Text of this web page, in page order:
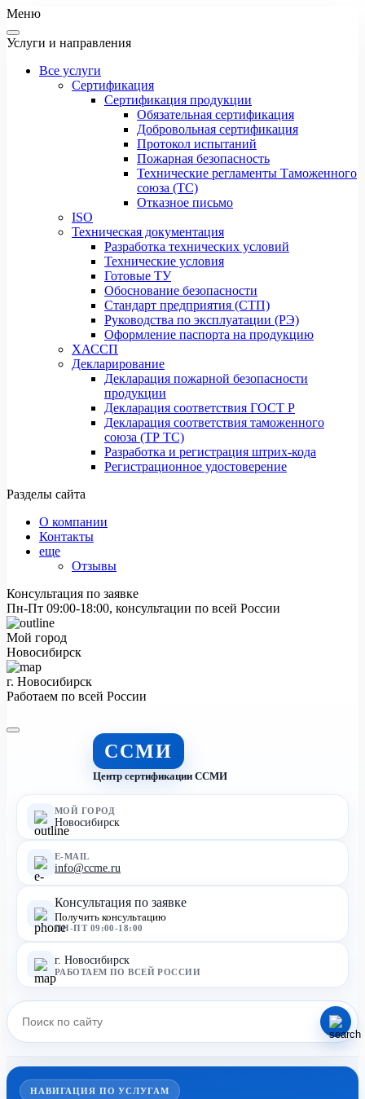
Меню
Услуги и направления
Все услуги
Сертификация
Сертификация продукции
Обязательная сертификация
Добровольная сертификация
Протокол испытаний
Пожарная безопасность
Технические регламенты Таможенного
союза (ТС)
Отказное письмо
ISO
Техническая документация
Разработка технических условий
Технические условия
Готовые ТУ
Обоснование безопасности
Стандарт предприятия (СТП)
Руководства по эксплуатации (РЭ)
Оформление паспорта на продукцию
ХАССП
Декларирование
Декларация пожарной безопасности
продукции
Декларация соответствия ГОСТ Р
Декларация соответствия таможенного
союза (ТР ТС)
Разработка и регистрация штрих-кода
Регистрационное удостоверение
Разделы сайта
О компании
Контакты
еще
Отзывы
Консультация по заявке
Пн-Пт 09:00-18:00, консультации по всей России
Мой город
Новосибирск
г. Новосибирск
Работаем по всей России
ССМИ
Центр сертификации ССМИ
МОЙ ГОРОД
Новосибирск
E-MAIL
info@ccme.ru
Консультация по заявке
Получить консультацию
ПН-ПТ 09:00-18:00
г. Новосибирск
РАБОТАЕМ ПО ВСЕЙ РОССИИ
НАВИГАЦИЯ ПО УСЛУГАМ